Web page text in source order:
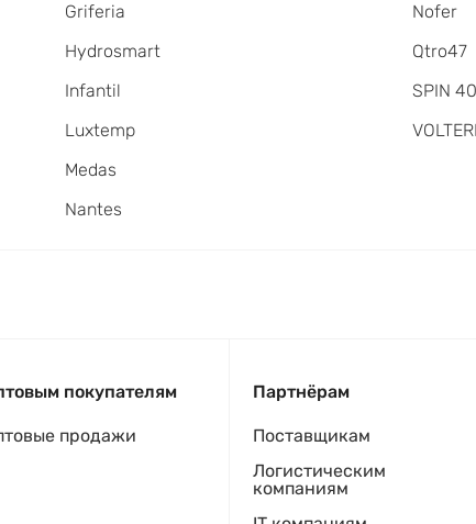
Griferia
Hydrosmart
Infantil
Luxtemp
Medas
Nantes
Nofer
Qtro47
SPIN
покупателям
продажи
Партнёрам
Поставщикам
Логистическим
компаниям